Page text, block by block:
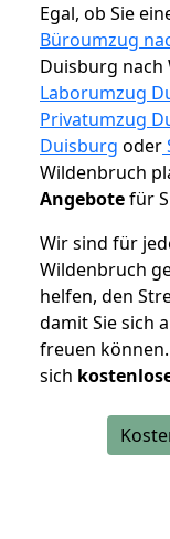
Egal, ob Sie
Büroumzug
Duisburg nach
Laborumzug
Privatumzug
Duisburg oder
Wildenbruch
Angebotefür
Wir sind für
Wildenbruch
helfen, den
damit Sie sich
freuen können.
sich